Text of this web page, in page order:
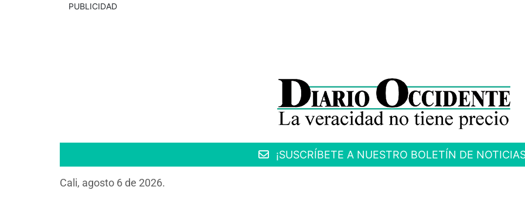
PUBLICIDAD
¡SUSCRÍBETE A NUESTRO BOLETÍN DE
Cali, agosto 6 de 2026.